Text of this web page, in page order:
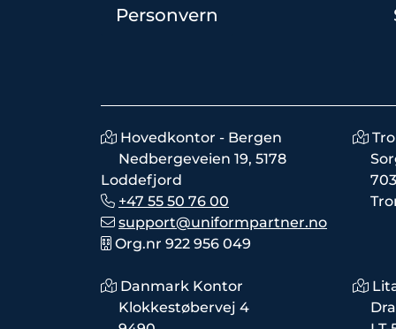
Personvern
Hovedkontor - Bergen
Nedbergeveien 19, 5178
Loddefjord
+47 55 50 76 00
support@uniformpartner.no
Org.nr 922 956 049
Danmark Kontor
Klokkestøbervej 4